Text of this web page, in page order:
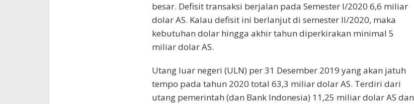
besar. Defisit transaksi berjalan pada Semester I/2020 6,6 miliar
dolar AS. Kalau defisit ini berlanjut di semester II/2020, maka
kebutuhan dolar hingga akhir tahun diperkirakan minimal 5
miliar dolar AS.
Utang luar negeri (ULN) per 31 Desember 2019 yang akan jatuh
tempo pada tahun 2020 total 63,3 miliar dolar AS. Terdiri dari
utang pemerintah (dan Bank Indonesia) 11,25 miliar dolar AS dan